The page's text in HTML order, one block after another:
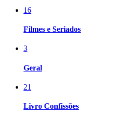
16
Filmes e Seriados
3
Geral
21
Livro Confissões